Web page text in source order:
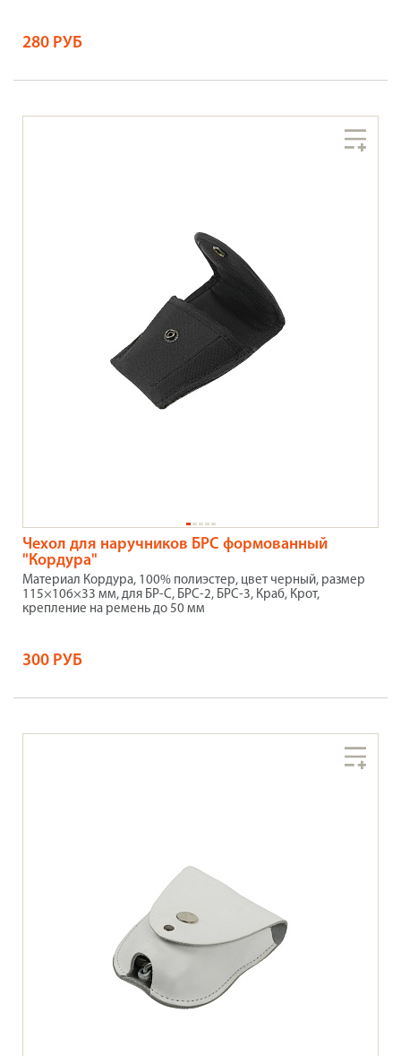
280 РУБ
Чехол для наручников БРС формованный
"Кордура"
Материал Кордура, 100% полиэстер, цвет черный, размер
115×106×33 мм, для БР-С, БРС-2, БРС-3, Краб, Крот,
крепление на ремень до 50 мм
300 РУБ